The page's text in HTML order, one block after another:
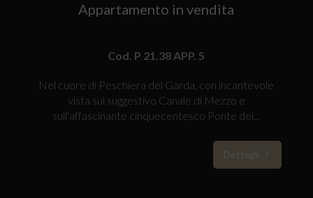
Appartamento in vendita
Cod. P 21.38 APP. 5
Nel cuore di Peschiera del Garda, con incantevole
vista sul suggestivo Canale di Mezzo e
sull'affascinante cinquecentesco Ponte dei...
Dettagli